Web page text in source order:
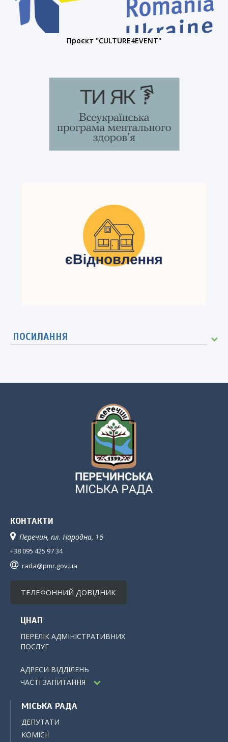
Проєкт "CULTURE4EVENT"
ПОСИЛАННЯ
КОНТАКТИ
Перечин, пл. Народна, 16
+38 095 425 97 34
rada@pmr.gov.ua
ТЕЛЕФОННИЙ ДОВІДНИК
ЦНАП
ПЕРЕЛІК АДМІНІСТРАТИВНИХ
ПОСЛУГ
АДРЕСИ ВІДДІЛЕНЬ
ЧАСТІ ЗАПИТАННЯ
МІСЬКА РАДА
ДЕПУТАТИ
КОМІСІЇ